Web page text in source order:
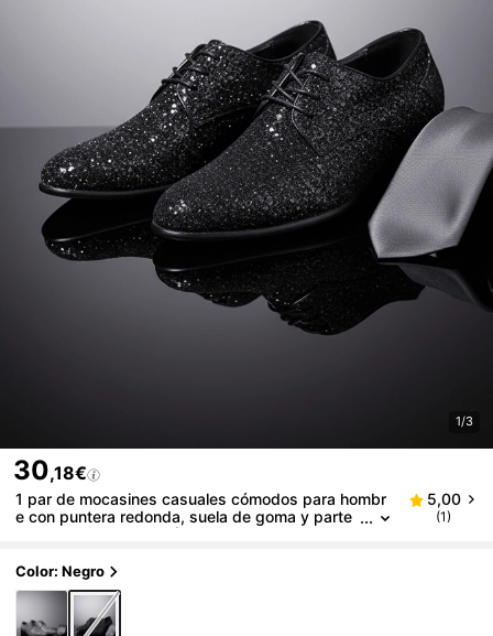
1/3
30,18€
1 par de mocasines casuales cómodos para hombr
e con puntera redonda, suela de goma y parte
superior de cuero PU (Talla grande en 1 talla)
5,00
(1)
Color: Negro